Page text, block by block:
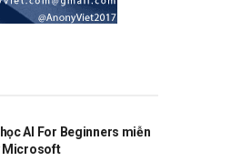
AI For Beginners miễn
Microsoft